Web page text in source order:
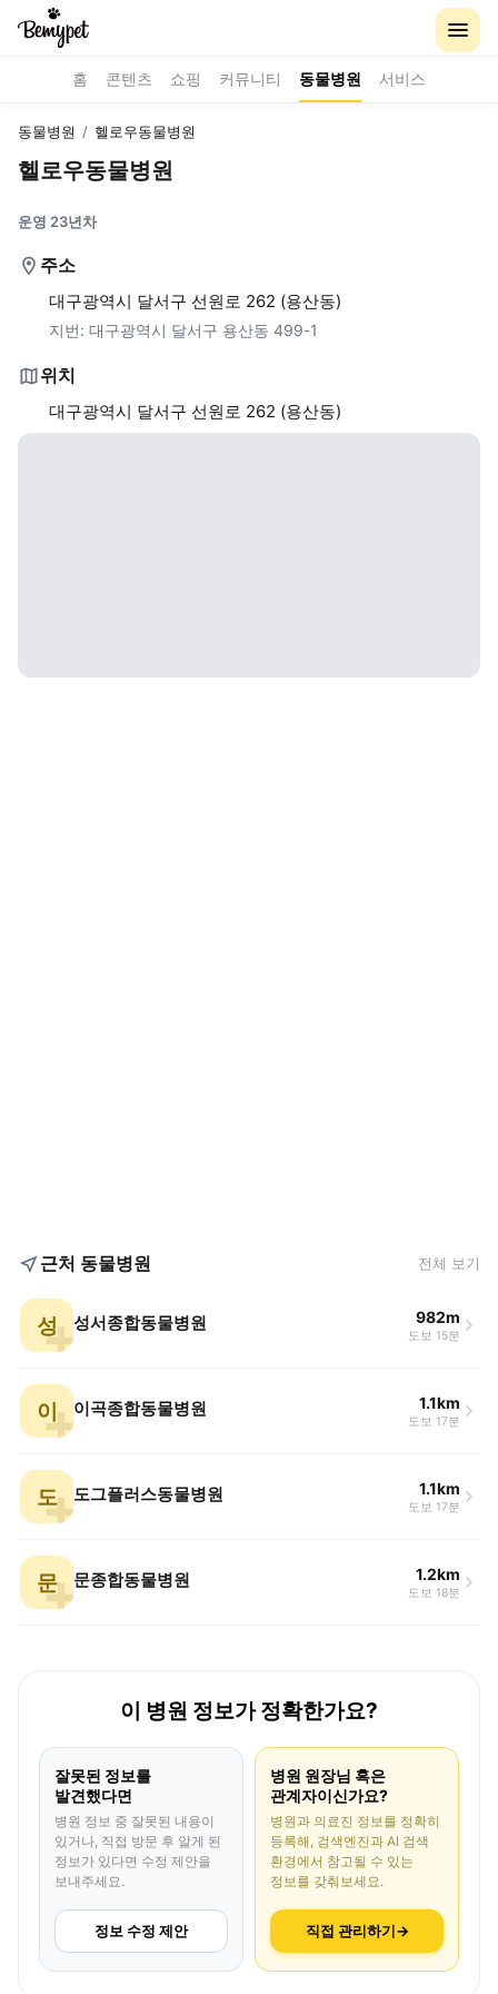
홈 콘텐츠 쇼핑 커뮤니티 동물병원 서비스
동물병원 / 헬로우동물병원
헬로우동물병원
운영 23년차
주소
대구광역시 달서구 선원로 262 (용산동)
지번: 대구광역시 달서구 용산동 499-1
위치
대구광역시 달서구 선원로 262 (용산동)
근처 동물병원 전체 보기
성 성서종합동물병원 982m
도보 15분
이 이곡종합동물병원 1.1km
도보 17분
도 도그플러스동물병원 1.1km
도보 17분
문 문종합동물병원 1.2km
도보 18분
이 병원 정보가 정확한가요?
잘못된 정보를
발견했다면
병원 정보 중 잘못된 내용이
있거나, 직접 방문 후 알게 된
정보가 있다면 수정 제안을
보내주세요.
정보 수정 제안
병원 원장님 혹은
관계자이신가요?
병원과 의료진 정보를 정확히
등록해, 검색엔진과 AI 검색
환경에서 참고될 수 있는
정보를 갖춰보세요.
직접 관리하기→